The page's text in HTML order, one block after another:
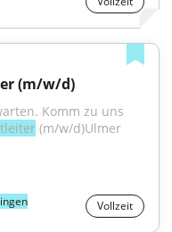
(m/w/d)
Komm zu uns
(m/w/d)Ulmer
Vollzeit